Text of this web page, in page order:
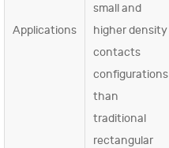
Applications
small and
higher density
contacts
configurations
than
traditional
rectangular